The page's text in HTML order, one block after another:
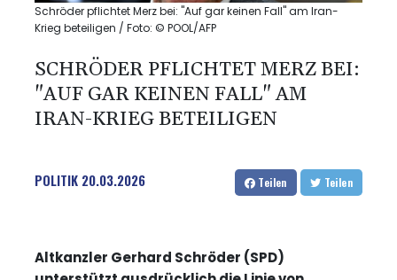
Schröder pflichtet Merz bei: "Auf gar keinen Fall" am Iran-
Krieg beteiligen / Foto: © POOL/AFP
SCHRÖDER PFLICHTET MERZ BEI:
"AUF GAR KEINEN FALL" AM
IRAN-KRIEG BETEILIGEN
POLITIK 20.03.2026 Teilen Teilen
Altkanzler Gerhard Schröder (SPD)